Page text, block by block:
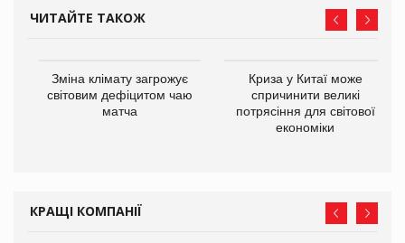
ЧИТАЙТЕ ТАКОЖ
Зміна клімату загрожує
світовим дефіцитом чаю
матча
Криза у Китаї може
спричинити великі
потрясіння для світової
економіки
КРАЩІ КОМПАНІЇ